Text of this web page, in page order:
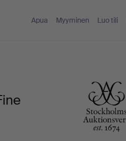
Apua Myyminen Luo tili